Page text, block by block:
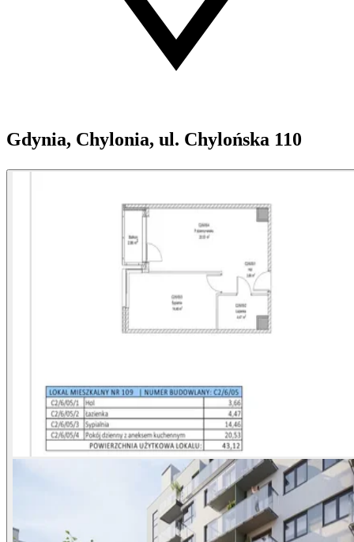
Gdynia, Chylonia, ul. Chylońska 110